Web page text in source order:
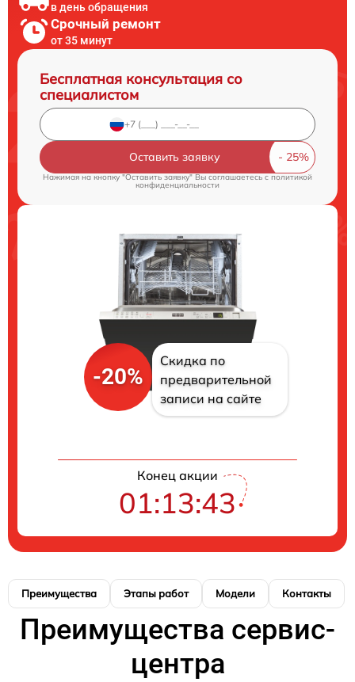
в день обращения
Срочный ремонт
от 35 минут
Бесплатная консультация со
специалистом
Оставить заявку
Нажимая на кнопку "Оставить заявку" Вы соглашаетесь cполитикой
конфиденциальности
-20%
Скидка по
предварительной
записи на сайте
Конец акции
01:13:43
Преимущества Этапы работ Модели Контакты
Преимущества сервис-
центра